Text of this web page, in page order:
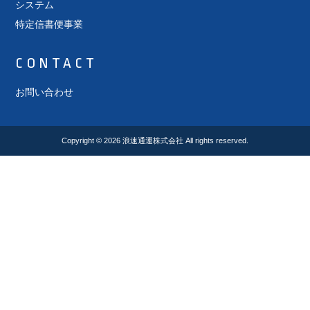
システム
特定信書便事業
CONTACT
お問い合わせ
Copyright © 2026 浪速通運株式会社 All rights reserved.